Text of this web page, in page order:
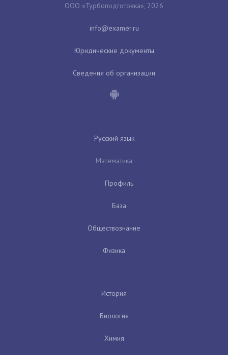
ООО «Турбоподготовка», 2026
Юридические документы
Сведения об организации
Русский язык
Математика
Профиль
База
Обществознание
Физика
История
Биология
Химия